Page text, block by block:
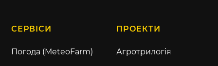
СЕРВІСИ
Погода (MeteoFarm)
ПРОЕКТИ
Агротрилогія